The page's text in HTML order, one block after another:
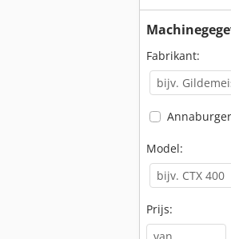
Fabrikant:
Annaburger
Model:
Prijs: